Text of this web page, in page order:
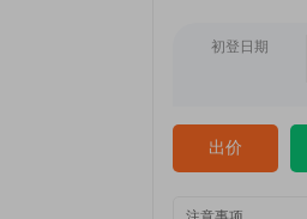
初登日期
出价